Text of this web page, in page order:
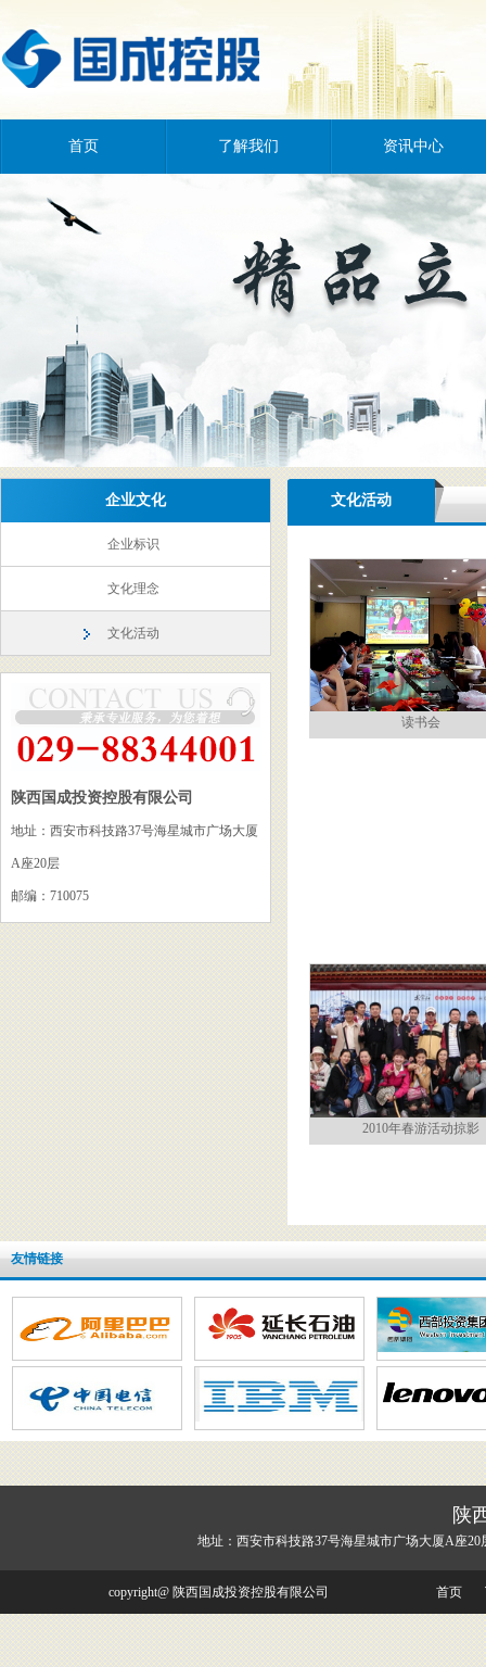
首页 了解我们 资讯中心
企业文化
企业标识
文化理念
文化活动
陕西国成投资控股有限公司
地址：西安市科技路37号海星城市广场大厦
A座20层
邮编：710075
文化活动
读书会
2010年春游活动掠影
友情链接
陕
地址：西安市科技路37号海星城市广场大厦A座
copyright@ 陕西国成投资控股有限公司 首页